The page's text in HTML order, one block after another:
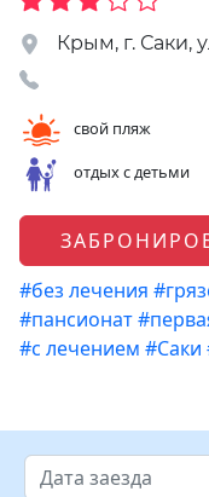
Крым, г. Саки,
свой пляж
отдых с детьми
#без лечения
#пансионат
#с лечением #Саки